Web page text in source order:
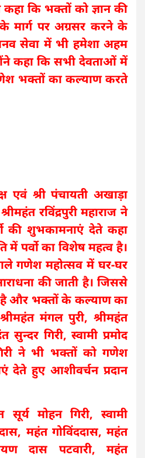
कहा कि भक्तों को ज्ञान की
मार्ग पर अग्रसर करने के
सेवा में भी हमेशा अहम
कहा कि सभी देवताओं में
भक्तों का कल्याण करते
एवं श्री पंचायती अखाड़ा
रविंद्रपुरी महाराज ने
की शुभकामनाएं देते कहा
में पर्वो का विशेष महत्व है।
गणेश महोत्सव में घर-घर
की जाती है। जिससे
है और भक्तों के कल्याण का
मंगल पुरी, श्रीमहंत
सुन्दर गिरी, स्वामी प्रमोद
ने भी भक्तों को गणेश
देते हुए आशीवर्चन प्रदान
मोहन गिरी, स्वामी
महंत गोविंददास, महंत
दास पटवारी, महंत